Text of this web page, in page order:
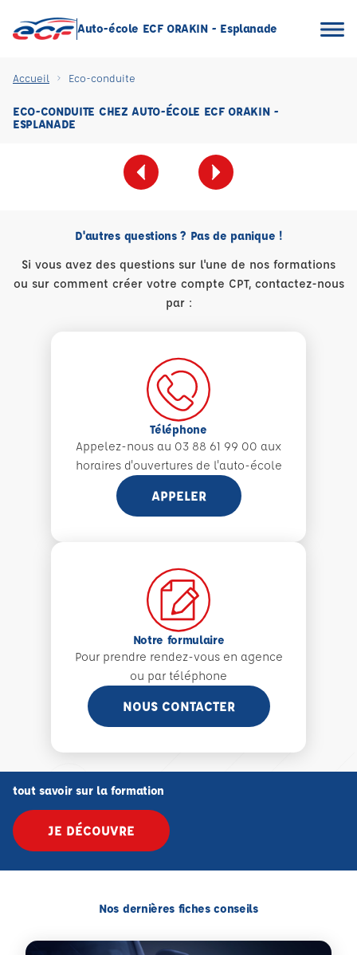
Auto-école ECF ORAKIN - Esplanade
Accueil Eco-conduite
ECO-CONDUITE CHEZ AUTO-ÉCOLE ECF ORAKIN -
ESPLANADE
D'autres questions ? Pas de panique !
Si vous avez des questions sur l'une de nos formations
ou sur comment créer votre compte CPT, contactez-nous
par :
Téléphone
Appelez-nous au 03 88 61 99 00 aux
horaires d'ouvertures de l'auto-école
APPELER
Notre formulaire
Pour prendre rendez-vous en agence
ou par téléphone
NOUS CONTACTER
tout savoir sur la formation
JE DÉCOUVRE
Nos dernières fiches conseils